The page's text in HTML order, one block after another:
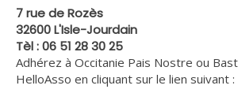
7 rue de Rozès
32600 L'Isle-Jourdain
Tèl : 06 51 28 30 25
Adhérez à Occitanie Pais Nostre ou
HelloAsso en cliquant sur le lien suivant :